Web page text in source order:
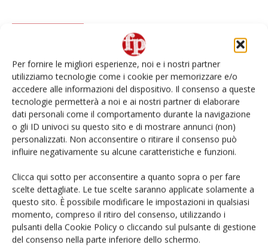
Per fornire le migliori esperienze, noi e i nostri partner
utilizziamo tecnologie come i cookie per memorizzare e/o
accedere alle informazioni del dispositivo. Il consenso a queste
tecnologie permetterà a noi e ai nostri partner di elaborare
dati personali come il comportamento durante la navigazione
o gli ID univoci su questo sito e di mostrare annunci (non)
personalizzati. Non acconsentire o ritirare il consenso può
influire negativamente su alcune caratteristiche e funzioni.
Clicca qui sotto per acconsentire a quanto sopra o per fare
scelte dettagliate. Le tue scelte saranno applicate solamente a
questo sito. È possibile modificare le impostazioni in qualsiasi
momento, compreso il ritiro del consenso, utilizzando i
pulsanti della Cookie Policy o cliccando sul pulsante di gestione
del consenso nella parte inferiore dello schermo.
Di più dello stesso autore
Ventura festeggia 90 anni con una
nuova campagna televisiva dedicata ai
BBmix
Selenella, al via una campagna
multicanale
La Linea Verde, campagna per le zuppe
fresche DimmidiSì